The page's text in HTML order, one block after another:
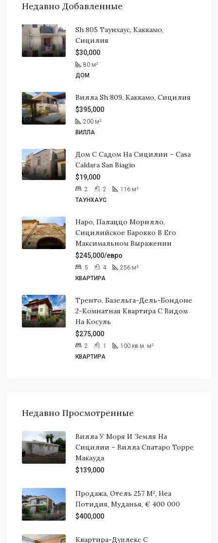
Недавно Добавленные
Sh 805 Таунхаус, Каккамо,
Сицилия
$30,000
80 м²
ДОМ
Вилла Sh 809, Каккамо, Сицилия
$395,000
200 м²
ВИЛЛА
Дом С Садом На Сицилии – Casa
Caldara San Biagio
$19,000
2 2 116 м²
ТАУНХАУС
Наро, Палаццо Морилло,
Сицилийское Барокко В Его
Максимальном Выражении
$245,000/евро
5 4 256 м²
КВАРТИРА
Тренто, Базельга-Дель-Бондоне
2-Комнатная Квартира С Видом
На Косуль
$275,000
2 1 100 кв.м. м²
КВАРТИРА
Недавно Просмотренные
Вилла У Моря И Земля На
Сицилии – Вилла Спатаро Торре
Макауда
$139,000
Продажа, Отель 257 М², Неа
Потидия, Муданья, € 400 000
$400,000
Квартира-Дуплекс С